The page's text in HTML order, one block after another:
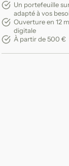
Un portefeuille
adapté à vos
Ouverture en 12
digitale
À partir de 500 €